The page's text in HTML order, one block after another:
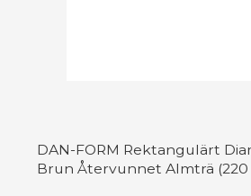
DAN-FORM Rektangulärt
Brun Återvunnet Almträ (220